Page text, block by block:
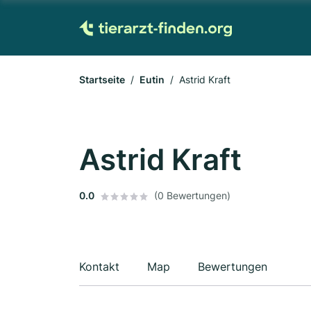
Startseite Eutin Astrid Kraft
Astrid Kraft
0.0 (0 Bewertungen)
Kontakt Map Bewertungen